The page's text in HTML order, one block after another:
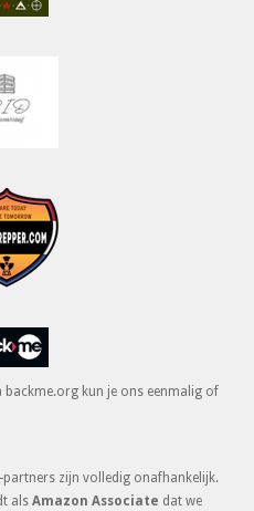
backme.org kun je ons eenmalig of
zijn volledig onafhankelijk.
als Amazon Associate dat we